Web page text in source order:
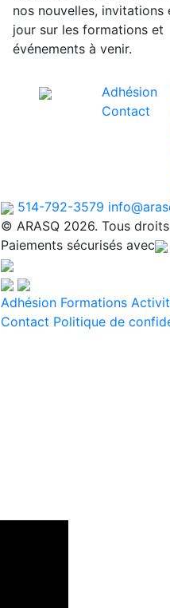
nos nouvelles, invitations
jour sur les formations et
événements à venir.
Adhésion
Contact
514-792-3579
© ARASQ 2026. Tous
Paiements sécurisés avec
Adhésion Formations
Contact Politique de